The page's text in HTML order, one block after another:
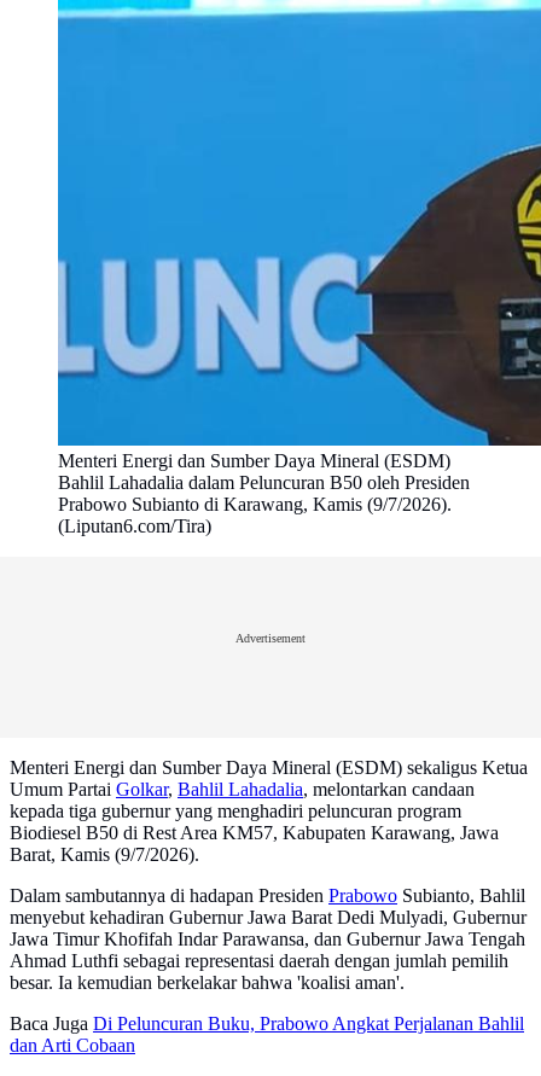
Menteri Energi dan Sumber Daya Mineral (ESDM)
Bahlil Lahadalia dalam Peluncuran B50 oleh Presiden
Prabowo Subianto di Karawang, Kamis (9/7/2026).
(Liputan6.com/Tira)
Advertisement
Menteri Energi dan Sumber Daya Mineral (ESDM) sekaligus Ketua
Umum Partai Golkar, Bahlil Lahadalia, melontarkan candaan
kepada tiga gubernur yang menghadiri peluncuran program
Biodiesel B50 di Rest Area KM57, Kabupaten Karawang, Jawa
Barat, Kamis (9/7/2026).
Dalam sambutannya di hadapan Presiden Prabowo Subianto, Bahlil
menyebut kehadiran Gubernur Jawa Barat Dedi Mulyadi, Gubernur
Jawa Timur Khofifah Indar Parawansa, dan Gubernur Jawa Tengah
Ahmad Luthfi sebagai representasi daerah dengan jumlah pemilih
besar. Ia kemudian berkelakar bahwa 'koalisi aman'.
Baca Juga Di Peluncuran Buku, Prabowo Angkat Perjalanan Bahlil
dan Arti Cobaan